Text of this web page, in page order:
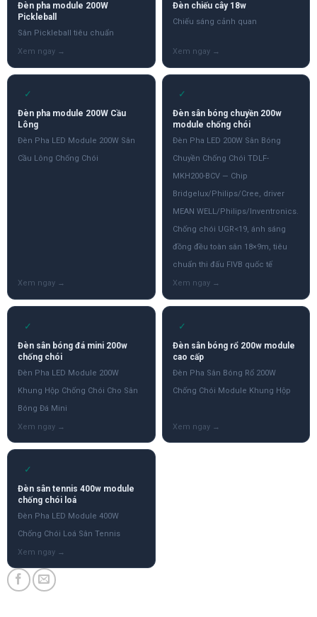
Đèn pha module 200W
Pickleball
Sân Pickleball tiêu chuẩn
Đèn chiếu cây 18w
Chiếu sáng cảnh quan
✓
Đèn pha module 200W Cầu
Lông
Đèn Pha LED Module 200W Sân
Cầu Lông Chống Chói
✓
Đèn sân bóng chuyền 200w
module chống chói
Đèn Pha LED 200W Sân Bóng
Chuyền Chống Chói TDLF-
MKH200-BCV — Chip
Bridgelux/Philips/Cree, driver
MEAN WELL/Philips/Inventronics.
Chống chói UGR<19, ánh sáng
đồng đều toàn sân 18×9m, tiêu
chuẩn thi đấu FIVB quốc tế
✓
Đèn sân bóng đá mini 200w
chống chói
Đèn Pha LED Module 200W
Khung Hộp Chống Chói Cho Sân
Bóng Đá Mini
✓
Đèn sân bóng rổ 200w module
cao cấp
Đèn Pha Sân Bóng Rổ 200W
Chống Chói Module Khung Hộp
✓
Đèn sân tennis 400w module
chống chói loá
Đèn Pha LED Module 400W
Chống Chói Loá Sân Tennis